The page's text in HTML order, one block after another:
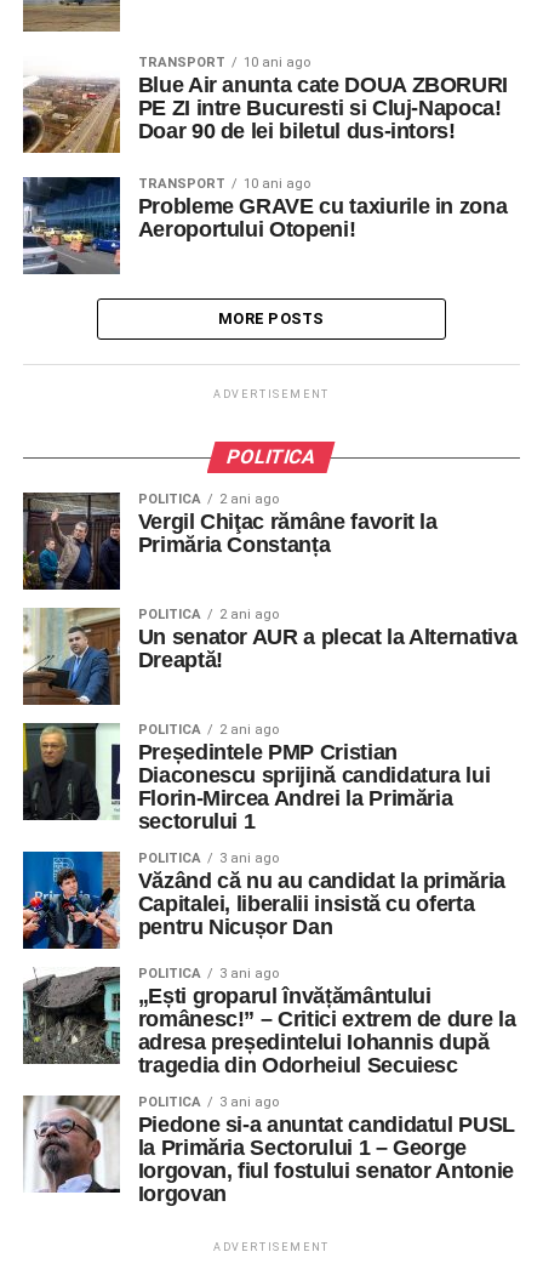
TRANSPORT 10 ani ago
Blue Air anunta cate DOUA ZBORURI
PE ZI intre Bucuresti si Cluj-Napoca!
Doar 90 de lei biletul dus-intors!
TRANSPORT 10 ani ago
Probleme GRAVE cu taxiurile in zona
Aeroportului Otopeni!
MORE POSTS
ADVERTISEMENT
POLITICA
POLITICA 2 ani ago
Vergil Chiţac rămâne favorit la
Primăria Constanța
POLITICA 2 ani ago
Un senator AUR a plecat la Alternativa
Dreaptă!
POLITICA 2 ani ago
Președintele PMP Cristian
Diaconescu sprijină candidatura lui
Florin-Mircea Andrei la Primăria
sectorului 1
POLITICA 3 ani ago
Văzând că nu au candidat la primăria
Capitalei, liberalii insistă cu oferta
pentru Nicușor Dan
POLITICA 3 ani ago
„Ești groparul învățământului
românesc!” – Critici extrem de dure la
adresa președintelui Iohannis după
tragedia din Odorheiul Secuiesc
POLITICA 3 ani ago
Piedone si-a anuntat candidatul PUSL
la Primăria Sectorului 1 – George
Iorgovan, fiul fostului senator Antonie
Iorgovan
ADVERTISEMENT